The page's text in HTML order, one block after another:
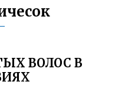
ВОЛОС В